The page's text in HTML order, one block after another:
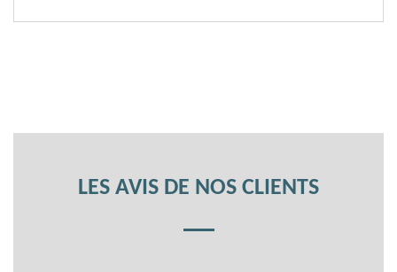
LES AVIS DE NOS CLIENTS